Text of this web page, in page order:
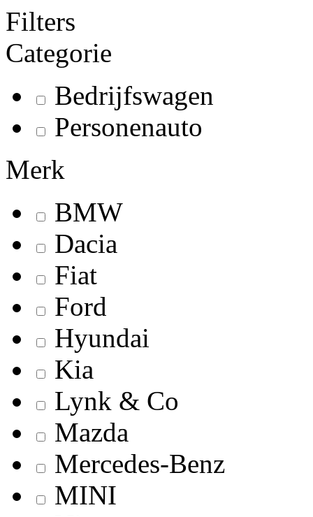
Filters
Categorie
Bedrijfswagen
Personenauto
Merk
BMW
Dacia
Fiat
Ford
Hyundai
Kia
Lynk & Co
Mazda
Mercedes-Benz
MINI